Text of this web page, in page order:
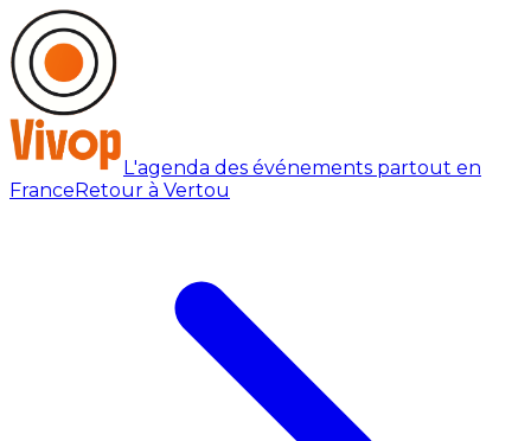
L'agenda des événements partout en
FranceRetour à Vertou